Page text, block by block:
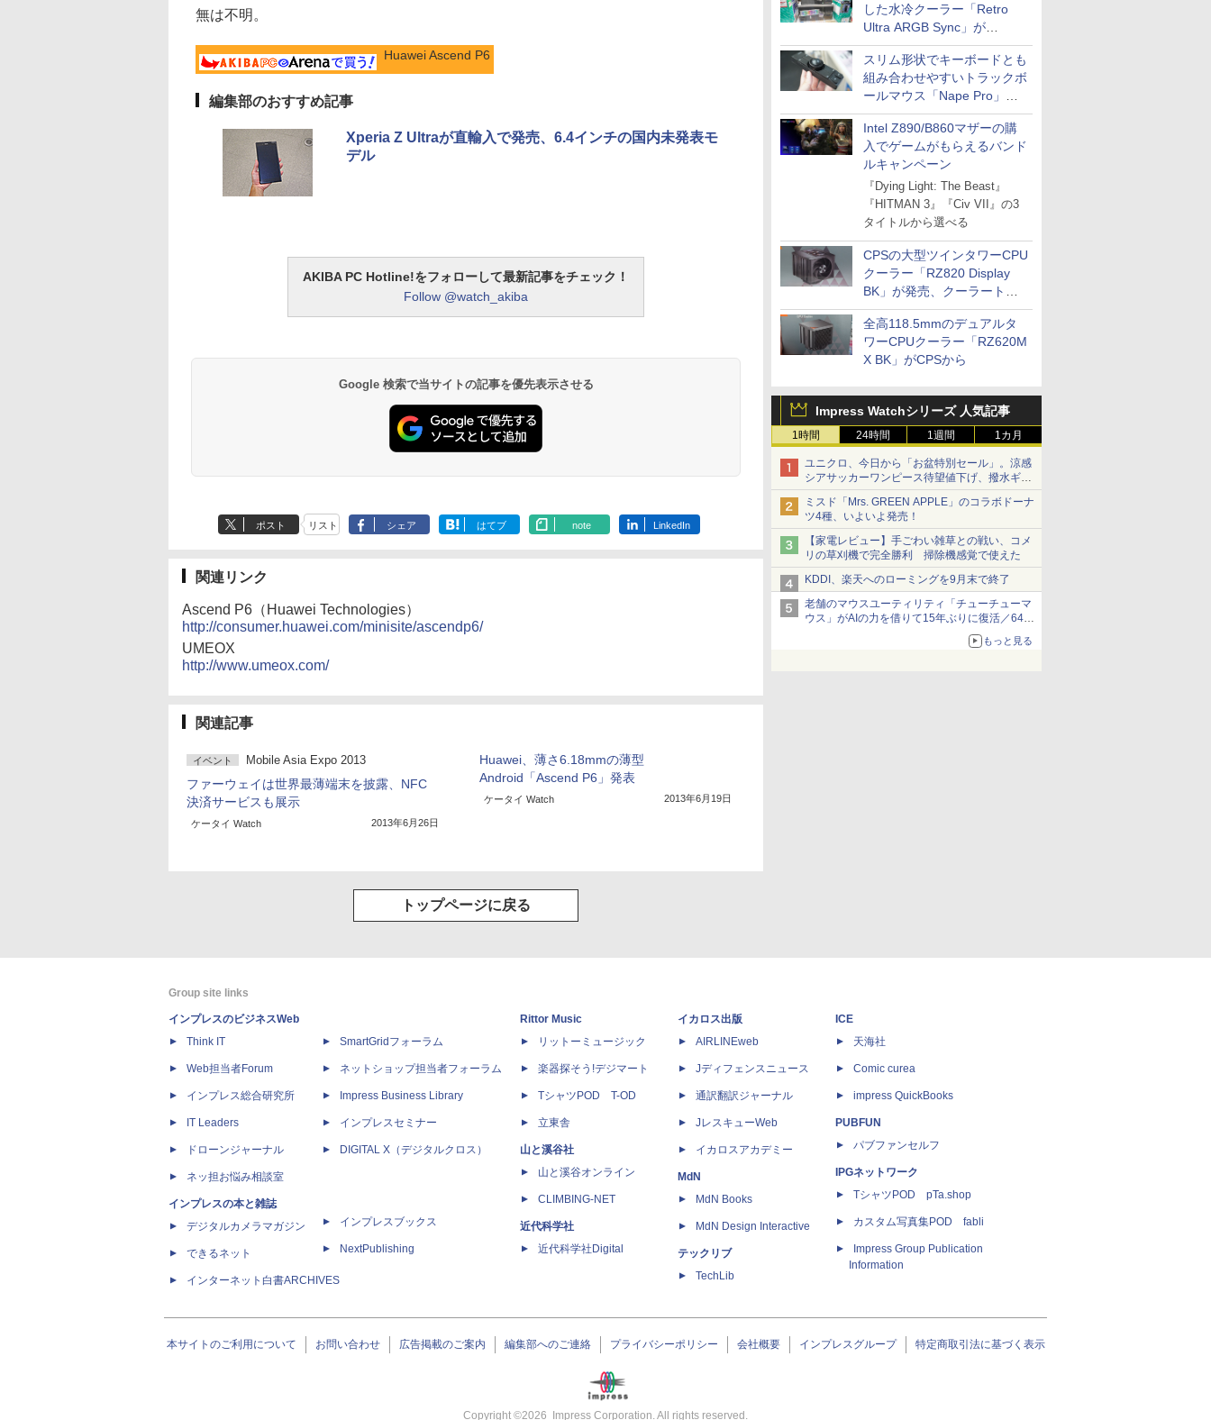
した水冷クーラー「Retro
Ultra ARGB Sync」が
Thermaltakeから
スリム形状でキーボードとも
組み合わせやすいトラックボ
ールマウス「Nape Pro」が
Keychronから
Intel Z890/B860マザーの購
入でゲームがもらえるバンド
ルキャンペーン
『Dying Light: The Beast』
『HITMAN 3』『Civ VII』の3
タイトルから選べる
CPSの大型ツインタワーCPU
クーラー「RZ820 Display
BK」が発売、クーラートッ
プに5インチ液晶搭載
全高118.5mmのデュアルタ
ワーCPUクーラー「RZ620M
X BK」がCPSから
Impress Watchシリーズ 人気記事
1時間 24時間 1週間 1カ月
ユニクロ、今日から「お盆特別セール」。涼感
シアサッカーワンピース待望値下げ、撥水ギア
ショーツは1990円に
ミスド「Mrs. GREEN APPLE」のコラボドーナ
ツ4種、いよいよ発売！
【家電レビュー】手ごわい雑草との戦い、コメ
リの草刈機で完全勝利 掃除機感覚で使えた
KDDI、楽天へのローミングを9月末で終了
老舗のマウスユーティリティ「チューチューマ
ウス」がAIの力を借りて15年ぶりに復活／64bit
化、Windows 10/11、「Chrome」も走り回
る。復活記念で2026年末まで500円
もっと見る
無は不明。
Huawei Ascend P6
編集部のおすすめ記事
Xperia Z Ultraが直輸入で発売、6.4インチの国内未発表モ
デル
AKIBA PC Hotline!をフォローして最新記事をチェック！
Follow @watch_akiba
Google 検索で当サイトの記事を優先表示させる
ポスト リスト シェア はてブ note LinkedIn
関連リンク
Ascend P6（Huawei Technologies）
http://consumer.huawei.com/minisite/ascendp6/
UMEOX
http://www.umeox.com/
関連記事
イベント Mobile Asia Expo 2013
ファーウェイは世界最薄端末を披露、NFC
決済サービスも展示
ケータイ Watch 2013年6月26日
Huawei、薄さ6.18mmの薄型
Android「Ascend P6」発表
ケータイ Watch 2013年6月19日
トップページに戻る
Group site links
インプレスのビジネスWeb
Think IT
Web担当者Forum
インプレス総合研究所
IT Leaders
ドローンジャーナル
ネッ担お悩み相談室
インプレスの本と雑誌
デジタルカメラマガジン
できるネット
インターネット白書ARCHIVES
SmartGridフォーラム
ネットショップ担当者フォーラム
Impress Business Library
インプレスセミナー
DIGITAL X（デジタルクロス）
インプレスブックス
NextPublishing
Rittor Music
リットーミュージック
楽器探そう!デジマート
TシャツPOD T-OD
立東舎
山と溪谷社
山と溪谷オンライン
CLIMBING-NET
近代科学社
近代科学社Digital
イカロス出版
AIRLINEweb
Jディフェンスニュース
通訳翻訳ジャーナル
JレスキューWeb
イカロスアカデミー
MdN
MdN Books
MdN Design Interactive
テックリブ
TechLib
ICE
天海社
Comic curea
impress QuickBooks
PUBFUN
パブファンセルフ
IPGネットワーク
TシャツPOD pTa.shop
カスタム写真集POD fabli
Impress Group Publication
Information
本サイトのご利用について お問い合わせ 広告掲載のご案内 編集部へのご連絡 プライバシーポリシー 会社概要 インプレスグループ 特定商取引法に基づく表示
Copyright ©2026 Impress Corporation. All rights reserved.